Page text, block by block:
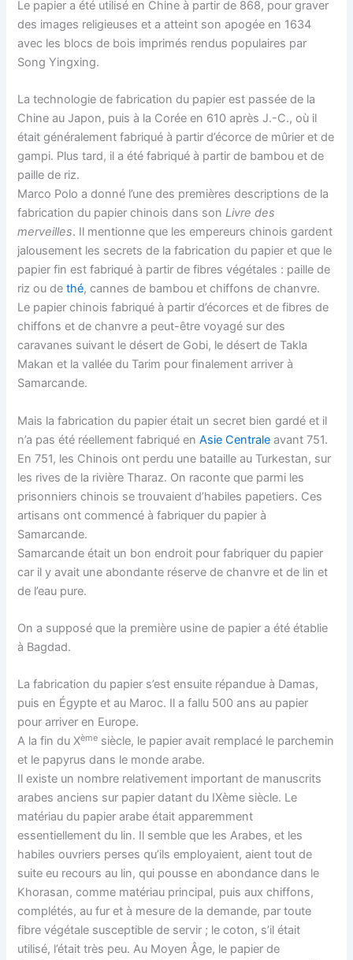
Le papier a été utilisé en Chine à partir de 868, pour graver
des images religieuses et a atteint son apogée en 1634
avec les blocs de bois imprimés rendus populaires par
Song Yingxing.
La technologie de fabrication du papier est passée de la
Chine au Japon, puis à la Corée en 610 après J.-C., où il
était généralement fabriqué à partir d’écorce de mûrier et de
gampi. Plus tard, il a été fabriqué à partir de bambou et de
paille de riz.
Marco Polo a donné l’une des premières descriptions de la
fabrication du papier chinois dans sonLivre des
merveilles. Il mentionne que les empereurs chinois gardent
jalousement les secrets de la fabrication du papier et que le
papier fin est fabriqué à partir de fibres végétales : paille de
riz ou dethé, cannes de bambou et chiffons de chanvre.
Le papier chinois fabriqué à partir d’écorces et de fibres de
chiffons et de chanvre a peut-être voyagé sur des
caravanes suivant le désert de Gobi, le désert de Takla
Makan et la vallée du Tarim pour finalement arriver à
Samarcande.
Mais la fabrication du papier était un secret bien gardé et il
n’a pas été réellement fabriqué enAsie Centrale avant 751.
En 751, les Chinois ont perdu une bataille au Turkestan, sur
les rives de la rivière Tharaz. On raconte que parmi les
prisonniers chinois se trouvaient d’habiles papetiers. Ces
artisans ont commencé à fabriquer du papier à
Samarcande.
Samarcande était un bon endroit pour fabriquer du papier
car il y avait une abondante réserve de chanvre et de lin et
de l’eau pure.
On a supposé que la première usine de papier a été établie
à Bagdad.
La fabrication du papier s’est ensuite répandue à Damas,
puis en Égypte et au Maroc. Il a fallu 500 ans au papier
pour arriver en Europe.
A la fin du Xème siècle, le papier avait remplacé le parchemin
et le papyrus dans le monde arabe.
Il existe un nombre relativement important de manuscrits
arabes anciens sur papier datant du IXème siècle. Le
matériau du papier arabe était apparemment
essentiellement du lin. Il semble que les Arabes, et les
habiles ouvriers perses qu’ils employaient, aient tout de
suite eu recours au lin, qui pousse en abondance dans le
Khorasan, comme matériau principal, puis aux chiffons,
complétés, au fur et à mesure de la demande, par toute
fibre végétale susceptible de servir ; le coton, s’il était
utilisé, l’était très peu. Au Moyen Âge, le papier de